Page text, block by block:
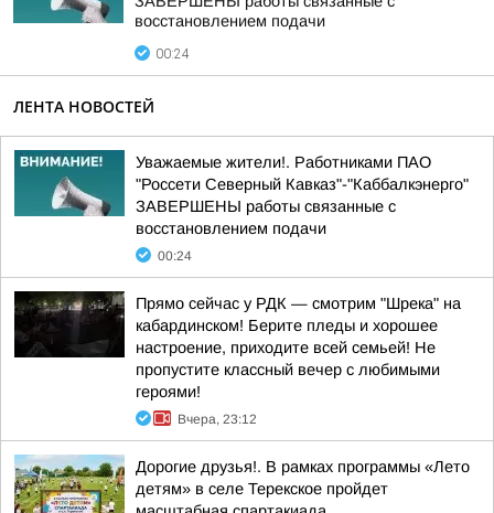
восстановлением подачи
00:24
ЛЕНТА НОВОСТЕЙ
Уважаемые жители!. Работниками ПАО
"Россети Северный Кавказ"-"Каббалкэнерго"
ЗАВЕРШЕНЫ работы связанные с
восстановлением подачи
00:24
Прямо сейчас у РДК — смотрим "Шрека" на
кабардинском! Берите пледы и хорошее
настроение, приходите всей семьей! Не
пропустите классный вечер с любимыми
героями!
Вчера, 23:12
Дорогие друзья!. В рамках программы «Лето
детям» в селе Терекское пройдет